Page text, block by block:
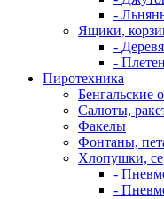
-
Ящики,
-
-
Пиротехника
Бенгальские
Салюты,
Факелы
Фонтаны,
Хлопушки,
-
-